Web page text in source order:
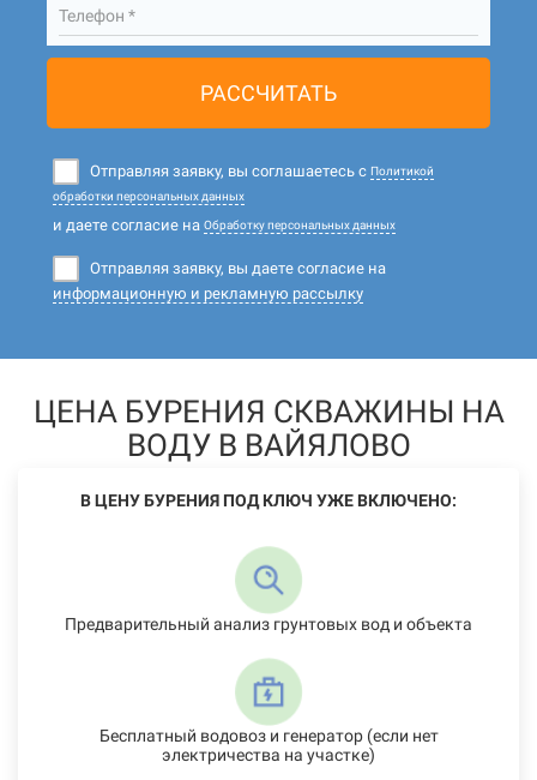
Телефон *
РАССЧИТАТЬ
Отправляя заявку, вы соглашаетесь с Политикой
обработки персональных данных
и даете согласие на Обработку персональных данных
Отправляя заявку, вы даете согласие на
информационную и рекламную рассылку
ЦЕНА БУРЕНИЯ СКВАЖИНЫ НА
ВОДУ В ВАЙЯЛОВО
В ЦЕНУ БУРЕНИЯ ПОД КЛЮЧ УЖЕ ВКЛЮЧЕНО:
Предварительный анализ грунтовых вод и объекта
Бесплатный водовоз и генератор (если нет
электричества на участке)